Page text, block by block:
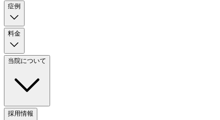
症例
料金
当院について
採用情報